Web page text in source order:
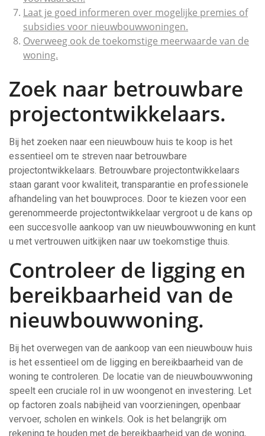
Laat je goed informeren over mogelijke premies of
subsidies voor nieuwbouwwoningen.
Overweeg ook de toekomstige meerwaarde van de
woning.
Zoek naar betrouwbare
projectontwikkelaars.
Bij het zoeken naar een nieuwbouw huis te koop is het
essentieel om te streven naar betrouwbare
projectontwikkelaars. Betrouwbare projectontwikkelaars
staan ​​garant voor kwaliteit, transparantie en professionele
afhandeling van het bouwproces. Door te kiezen voor een
gerenommeerde projectontwikkelaar vergroot u de kans op
een succesvolle aankoop van uw nieuwbouwwoning en kunt
u met vertrouwen uitkijken naar uw toekomstige thuis.
Controleer de ligging en
bereikbaarheid van de
nieuwbouwwoning.
Bij het overwegen van de aankoop van een nieuwbouw huis
is het essentieel om de ligging en bereikbaarheid van de
woning te controleren. De locatie van de nieuwbouwwoning
speelt een cruciale rol in uw woongenot en investering. Let
op factoren zoals nabijheid van voorzieningen, openbaar
vervoer, scholen en winkels. Ook is het belangrijk om
rekening te houden met de bereikbaarheid van de woning,